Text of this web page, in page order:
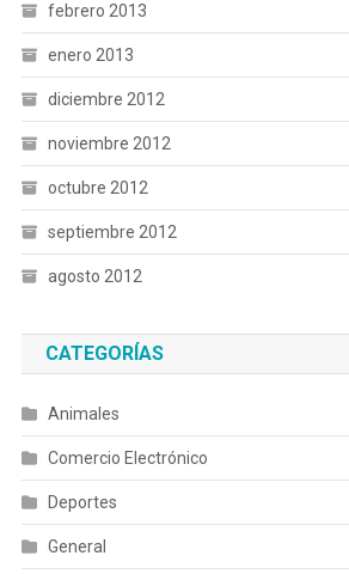
febrero 2013
enero 2013
diciembre 2012
noviembre 2012
octubre 2012
septiembre 2012
agosto 2012
CATEGORÍAS
Animales
Comercio Electrónico
Deportes
General